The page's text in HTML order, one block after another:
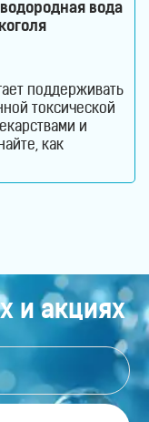
вода
поддерживать
токсической
и
как
Печень
и акциях